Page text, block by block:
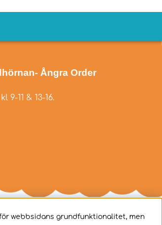
- Ångra Order
11 & 13-16.
webbsidans grundfunktionalitet, men